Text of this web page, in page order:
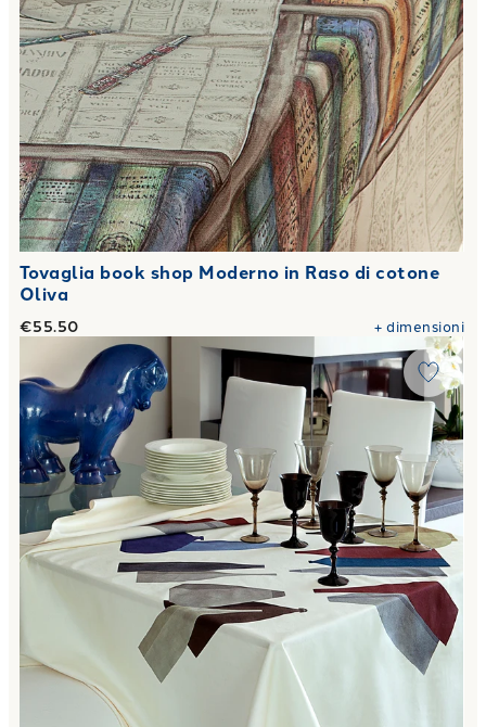
Tovaglia book shop Moderno in Raso di cotone
Oliva
€55.50 +dimensioni
Tovaglia bottles Moderno in Raso di cotone Oliva